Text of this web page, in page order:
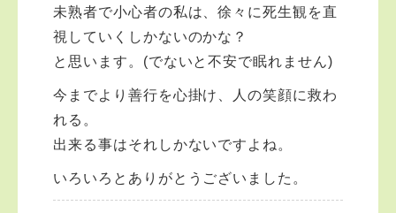
未熟者で小心者の私は、徐々に死生観を直
視していくしかないのかな？
と思います。(でないと不安で眠れません)
今までより善行を心掛け、人の笑顔に救わ
れる。
出来る事はそれしかないですよね。
いろいろとありがとうございました。